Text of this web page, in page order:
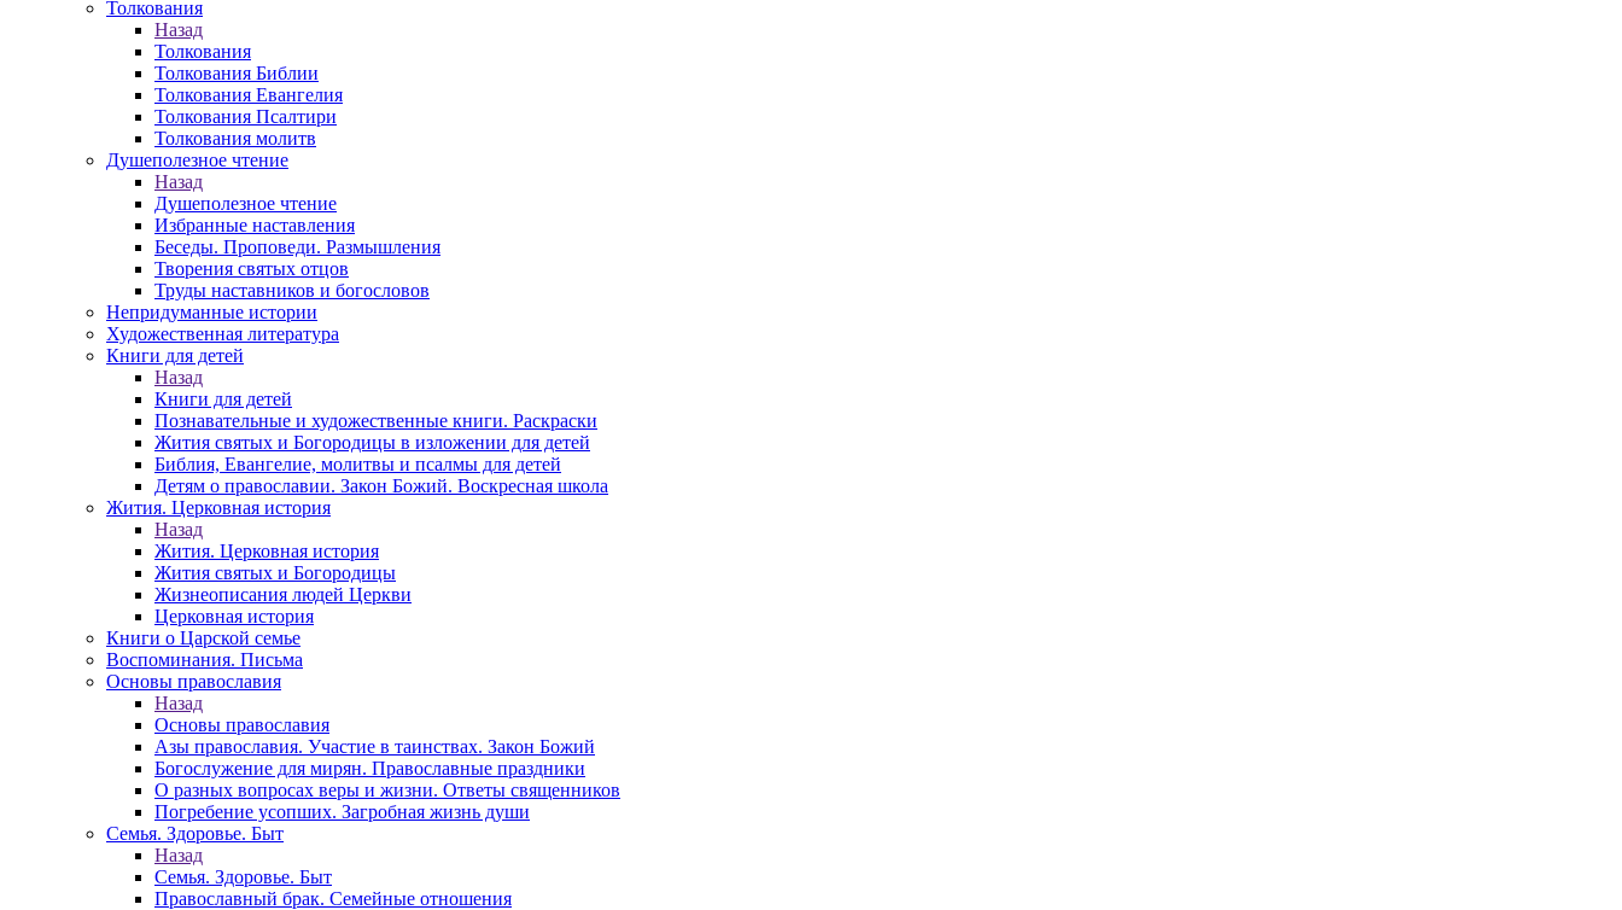
Толкования
Назад
Толкования
Толкования Библии
Толкования Евангелия
Толкования Псалтири
Толкования молитв
Душеполезное чтение
Назад
Душеполезное чтение
Избранные наставления
Беседы. Проповеди. Размышления
Творения святых отцов
Труды наставников и богословов
Непридуманные истории
Художественная литература
Книги для детей
Назад
Книги для детей
Познавательные и художественные книги. Раскраски
Жития святых и Богородицы в изложении для детей
Библия, Евангелие, молитвы и псалмы для детей
Детям о православии. Закон Божий. Воскресная школа
Жития. Церковная история
Назад
Жития. Церковная история
Жития святых и Богородицы
Жизнеописания людей Церкви
Церковная история
Книги о Царской семье
Воспоминания. Письма
Основы православия
Назад
Основы православия
Азы православия. Участие в таинствах. Закон Божий
Богослужение для мирян. Православные праздники
О разных вопросах веры и жизни. Ответы священников
Погребение усопших. Загробная жизнь души
Семья. Здоровье. Быт
Назад
Семья. Здоровье. Быт
Православный брак. Семейные отношения